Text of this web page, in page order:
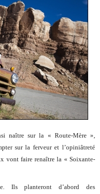
naître sur la « Route-Mère »,
sur la ferveur et l’opiniâtreté
vont faire renaître la « Soixante-
Ils planteront d’abord des